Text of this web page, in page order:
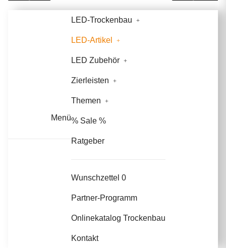
Menü
LED-Trockenbau
LED-Artikel
LED Zubehör
Zierleisten
Themen
% Sale %
Ratgeber
Wunschzettel 0
Partner-Programm
Onlinekatalog Trockenbau
Kontakt